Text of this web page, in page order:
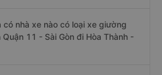
có nhà xe nào có loại xe giường
11 - Sài Gòn đi Hòa Thành -